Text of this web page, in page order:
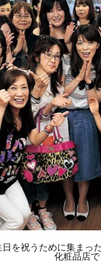
を祝うために集まっ
化粧品店で